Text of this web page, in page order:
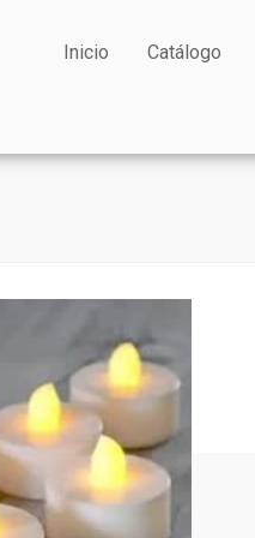
Inicio Catálogo